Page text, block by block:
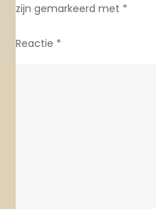
zijn gemarkeerd met *
Reactie *